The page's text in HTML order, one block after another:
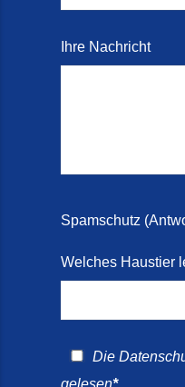
Ihre Nachricht
Spamschutz
Welches Haustier
Die
gelesen*